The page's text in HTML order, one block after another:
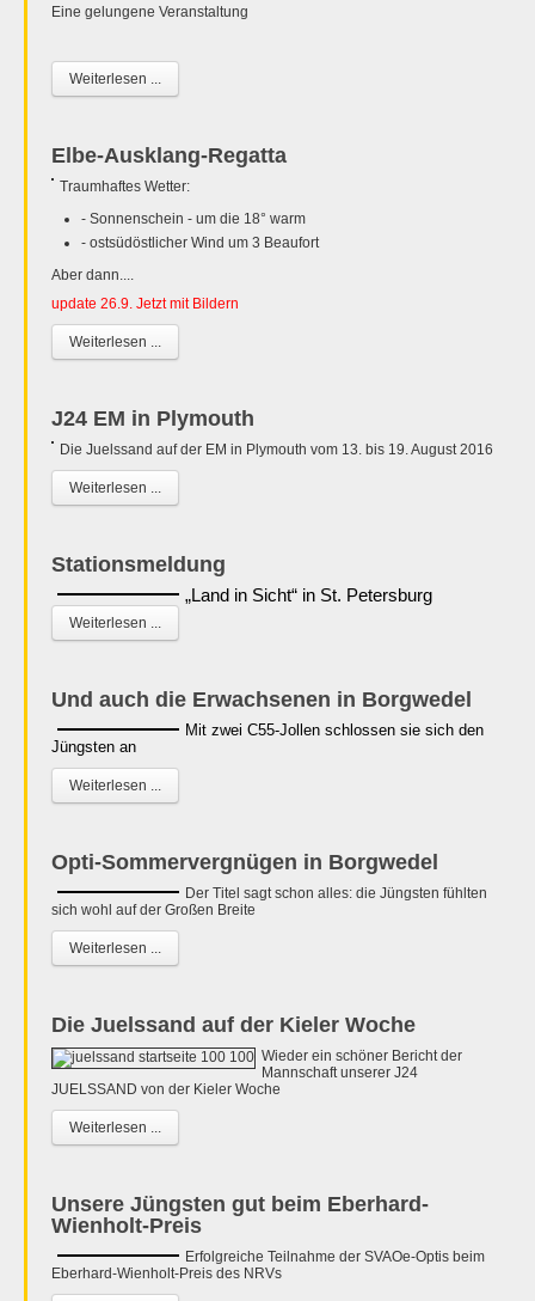
Eine gelungene Veranstaltung
Weiterlesen ...
Elbe-Ausklang-Regatta
Traumhaftes Wetter:
- Sonnenschein - um die 18° warm
- ostsüdöstlicher Wind um 3 Beaufort
Aber dann....
update 26.9. Jetzt mit Bildern
Weiterlesen ...
J24 EM in Plymouth
Die Juelssand auf der EM in Plymouth vom 13. bis 19. August 2016
Weiterlesen ...
Stationsmeldung
„Land in Sicht“ in St. Petersburg
Weiterlesen ...
Und auch die Erwachsenen in Borgwedel
Mit zwei C55-Jollen schlossen sie sich den
Jüngsten an
Weiterlesen ...
Opti-Sommervergnügen in Borgwedel
Der Titel sagt schon alles: die Jüngsten fühlten
sich wohl auf der Großen Breite
Weiterlesen ...
Die Juelssand auf der Kieler Woche
Wieder ein schöner Bericht der
Mannschaft unserer J24
JUELSSAND von der Kieler Woche
Weiterlesen ...
Unsere Jüngsten gut beim Eberhard-
Wienholt-Preis
Erfolgreiche Teilnahme der SVAOe-Optis beim
Eberhard-Wienholt-Preis des NRVs